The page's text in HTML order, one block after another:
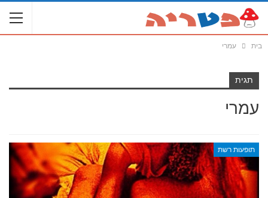
בית עמרי
תגית
עמרי
תופעות רשת